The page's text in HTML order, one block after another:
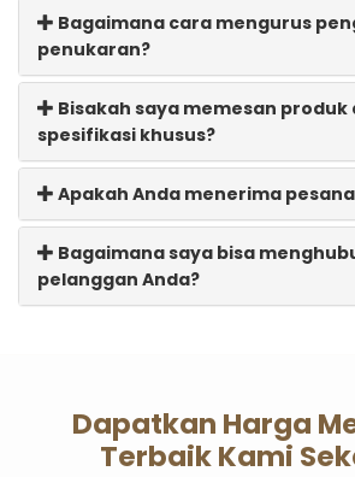
Bagaimana cara mengurus
penukaran?
Bisakah saya memesan produk
spesifikasi khusus?
Apakah Anda menerima
Bagaimana saya bisa
pelanggan Anda?
Dapatkan Harga
Terbaik Kami